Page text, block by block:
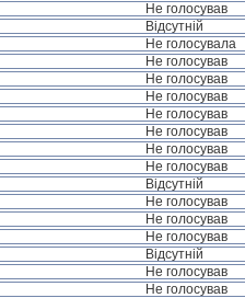
Не голосував
Відсутній
Не голосувала
Не голосував
Не голосував
Не голосував
Не голосував
Не голосував
Не голосував
Не голосував
Відсутній
Не голосував
Не голосував
Не голосував
Відсутній
Не голосував
Не голосував